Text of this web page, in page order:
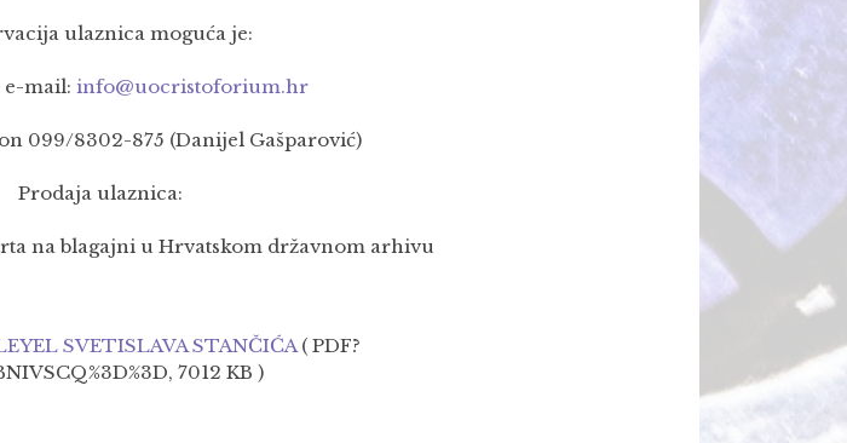
ulaznica moguća je:
mail: info@uocristoforium.hr
099/8302-875 (Danijel Gašparović)
Prodaja ulaznica:
na blagajni u Hrvatskom državnom arhivu
SVETISLAVA STANČIĆA( PDF?
7012 KB )